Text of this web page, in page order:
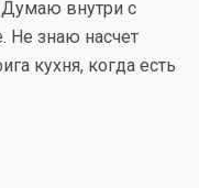
Думаю внутри с
Не знаю насчет
кухня, когда есть